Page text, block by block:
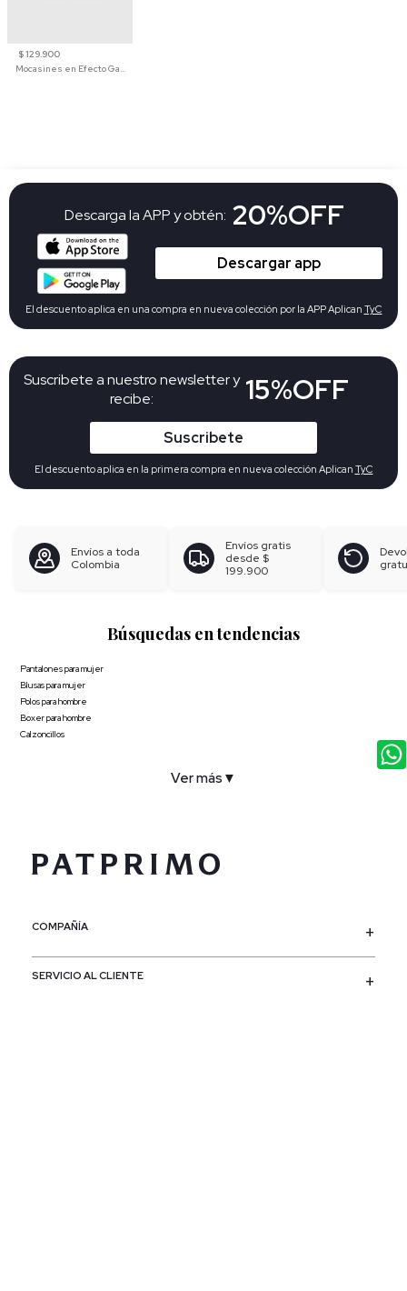
$ 129.900
Mocasines en Efecto Gamuzado Para Mujer
Suscribete a nuestro newsletter y
recibe:
15%OFF
Suscribete
El descuento aplica en la primera compra en nueva colección Aplican TyC
Descarga la APP y obtén: 20%OFF
Descargar app
El descuento aplica en una compra en nueva colección por la APP Aplican TyC
Envíos a toda
Colombia
Envíos gratis
desde $
199.900
Búsquedas en tendencias
Pantalones para mujer
Blusas para mujer
Polos para hombre
Boxer para hombre
Calzoncillos
Ver más ▼
COMPAÑÍA
SERVICIO AL CLIENTE